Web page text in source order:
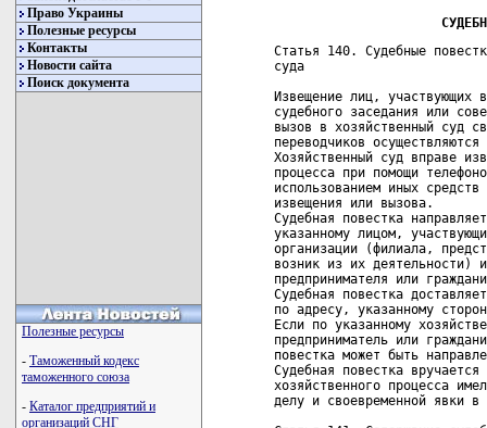
Право Украины
Полезные ресурсы
Контакты
Новости сайта
Поиск документа
Полезные ресурсы
- Таможенный кодекс
таможенного союза
- Каталог предприятий и
организаций СНГ
Статья 140. Судебные
суда
Извещение лиц, участвующих
судебного заседания или
вызов в хозяйственный суд
переводчиков
Хозяйственный суд вправе
процесса при помощи
использованием иных
извещения или вызова.
Судебная повестка
указанному лицом,
организации (филиала,
возник из их деятельности)
предпринимателя или
Судебная повестка
по адресу, указанному
Если по указанному
предприниматель или
повестка может быть
Судебная повестка
хозяйственного процесса
делу и своевременной явки в